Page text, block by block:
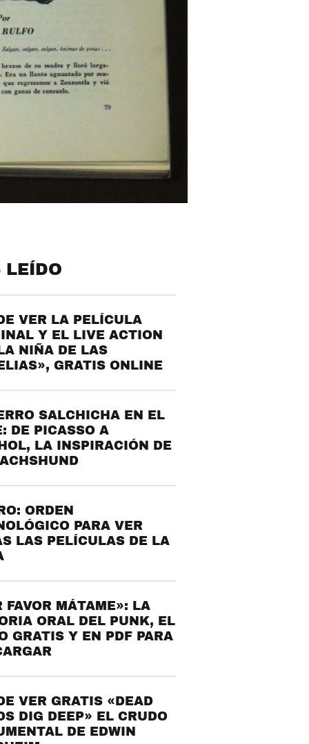
LEÍDO
VER LA PELÍCULA
Y EL LIVE ACTION
NIÑA DE LAS
GRATIS ONLINE
SALCHICHA EN EL
DE PICASSO A
LA INSPIRACIÓN DE
ORDEN
PARA VER
LAS PELÍCULAS DE LA
FAVOR MÁTAME»: LA
ORAL DEL PUNK, EL
GRATIS Y EN PDF PARA
VER GRATIS «DEAD
DIG DEEP» EL CRUDO
DE EDWIN